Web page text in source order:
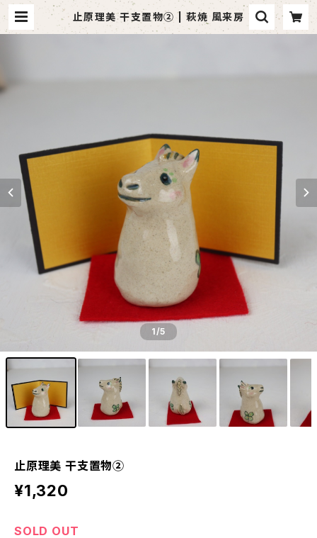
止原理美 干支置物② | 萩焼 風来房
1/5
止原理美 干支置物②
¥1,320
SOLD OUT